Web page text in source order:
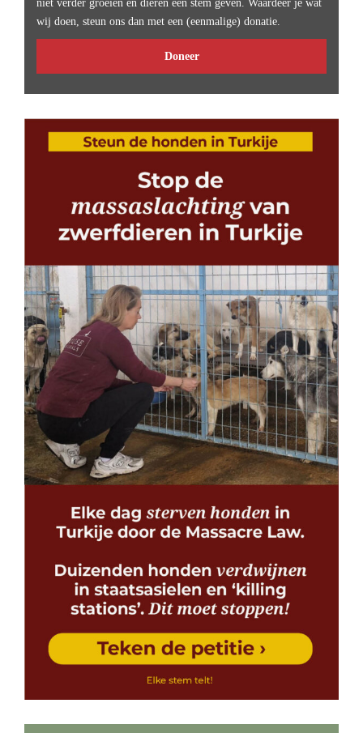
niet verder groeien en dieren een stem geven. Waardeer je wat
wij doen, steun ons dan met een (eenmalige) donatie.
Doneer